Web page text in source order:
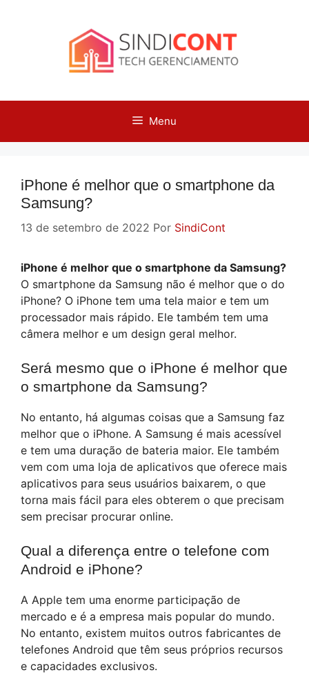
Menu
iPhone é melhor que o smartphone da
Samsung?
13 de setembro de 2022 Por SindiCont
iPhone é melhor que o smartphone da Samsung?
O smartphone da Samsung não é melhor que o do
iPhone? O iPhone tem uma tela maior e tem um
processador mais rápido. Ele também tem uma
câmera melhor e um design geral melhor.
Será mesmo que o iPhone é melhor que
o smartphone da Samsung?
No entanto, há algumas coisas que a Samsung faz
melhor que o iPhone. A Samsung é mais acessível
e tem uma duração de bateria maior. Ele também
vem com uma loja de aplicativos que oferece mais
aplicativos para seus usuários baixarem, o que
torna mais fácil para eles obterem o que precisam
sem precisar procurar online.
Qual a diferença entre o telefone com
Android e iPhone?
A Apple tem uma enorme participação de
mercado e é a empresa mais popular do mundo.
No entanto, existem muitos outros fabricantes de
telefones Android que têm seus próprios recursos
e capacidades exclusivos.